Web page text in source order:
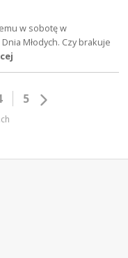
w sobotę w
Młodych. Czy brakuje
5